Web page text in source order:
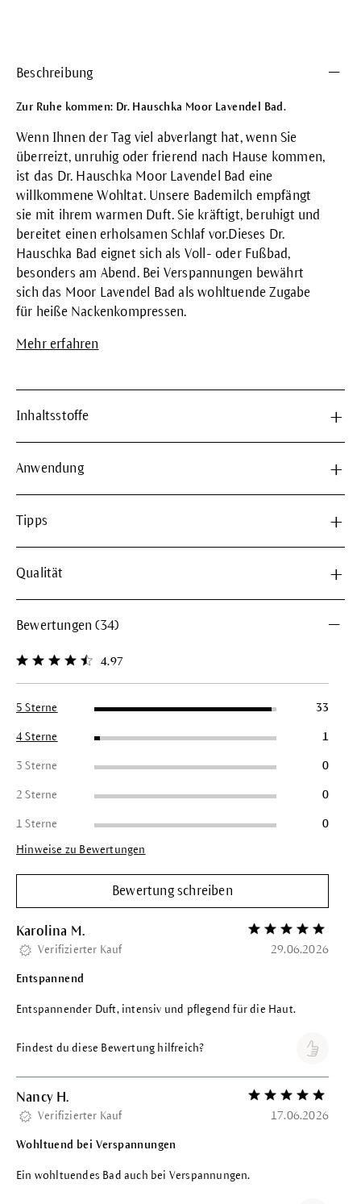
Beschreibung
Zur Ruhe kommen: Dr. Hauschka Moor Lavendel Bad.
Wenn Ihnen der Tag viel abverlangt hat, wenn Sie
überreizt, unruhig oder frierend nach Hause kommen,
ist das Dr. Hauschka Moor Lavendel Bad eine
willkommene Wohltat. Unsere Bademilch empfängt
sie mit ihrem warmen Duft. Sie kräftigt, beruhigt und
bereitet einen erholsamen Schlaf vor.Dieses Dr.
Hauschka Bad eignet sich als Voll- oder Fußbad,
besonders am Abend. Bei Verspannungen bewährt
sich das Moor Lavendel Bad als wohltuende Zugabe
für heiße Nackenkompressen.
Mehr erfahren
Inhaltsstoffe
Anwendung
Tipps
Qualität
Bewertungen (34)
Durchschnittliche Bewertung von 4.9 von 5 Sternen
4.97
5 Sterne 33
4 Sterne 1
3 Sterne 0
2 Sterne 0
1 Sterne 0
Hinweise zu Bewertungen
Bewertung schreiben
Karolina M. Bewertung mit 5
Verifizierter Kauf 29.06.2026
Entspannend
Entspannender Duft, intensiv und pflegend für die Haut.
Findest du diese Bewertung hilfreich?
Nancy H. Bewertung mit 5
Verifizierter Kauf 17.06.2026
Wohltuend bei Verspannungen
Ein wohltuendes Bad auch bei Verspannungen.